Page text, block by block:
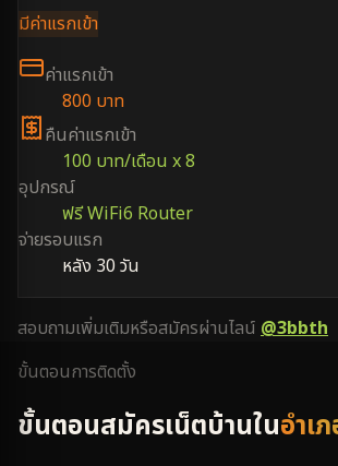
มีค่าแรกเข้า
ค่าแรกเข้า
800 บาท
คืนค่าแรกเข้า
100 บาท/เดือน x 8
อุปกรณ์
ฟรี WiFi6 Router
จ่ายรอบแรก
หลัง 30 วัน
สอบถามเพิ่มเติมหรือสมัครผ่านไลน์ @3bbth
ขั้นตอนการติดตั้ง
ขั้นตอนสมัครเน็ตบ้านในอำเ